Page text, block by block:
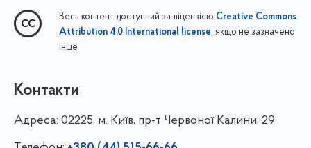
Весь контент доступний за ліцензією Creative Commons
Attribution 4.0 International license, якщо не зазначено
інше
Контакти
Адреса: 02225, м. Київ, пр-т Червоної Калини, 29